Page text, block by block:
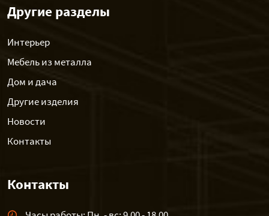
Другие разделы
Интерьер
Мебель из металла
Дом и дача
Другие изделия
Новости
Контакты
Контакты